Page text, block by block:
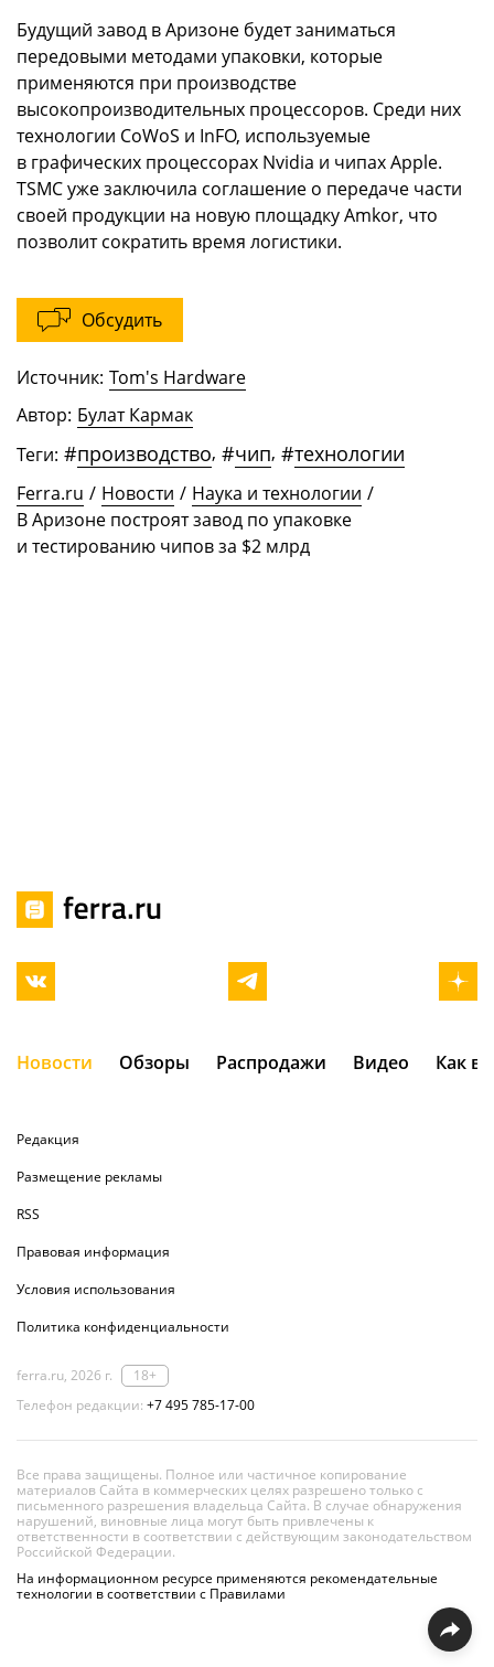
Будущий завод в Аризоне будет заниматься
передовыми методами упаковки, которые
применяются при производстве
высокопроизводительных процессоров. Среди них
технологии CoWoS и InFO, используемые
в графических процессорах Nvidia и чипах Apple.
TSMC уже заключила соглашение о передаче части
своей продукции на новую площадку Amkor, что
позволит сократить время логистики.
Обсудить
Источник: Tom's Hardware
Автор: Булат Кармак
Теги: #производство, #чип, #технологии
Ferra.ru / Новости / Наука и технологии /
В Аризоне построят завод по упаковке
и тестированию чипов за $2 млрд
Новости Обзоры Распродажи Видео Как
Редакция
Размещение рекламы
RSS
Правовая информация
Условия использования
Политика конфиденциальности
ferra.ru, 2026 г.
18+
Телефон редакции: +7 495 785-17-00
Все права защищены. Полное или частичное копирование
материалов Сайта в коммерческих целях разрешено только с
письменного разрешения владельца Сайта. В случае обнаружения
нарушений, виновные лица могут быть привлечены к
ответственности в соответствии с действующим законодательством
Российской Федерации.
На информационном ресурсе применяются рекомендательные
технологии в соответствии с Правилами